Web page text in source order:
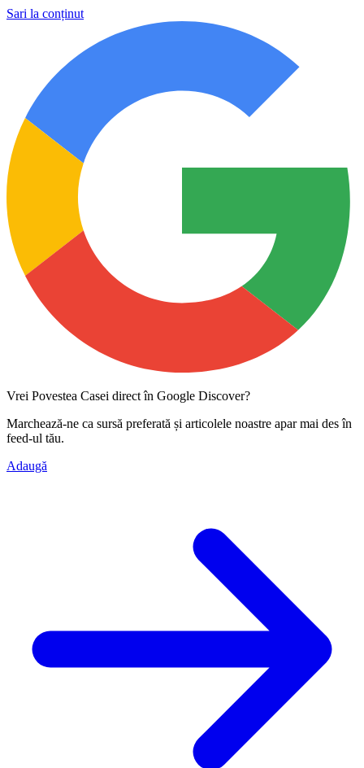
Sari la conținut
Vrei Povestea Casei direct în Google Discover?
Marchează-ne ca sursă preferată și articolele noastre apar mai des în
feed-ul tău.
Adaugă